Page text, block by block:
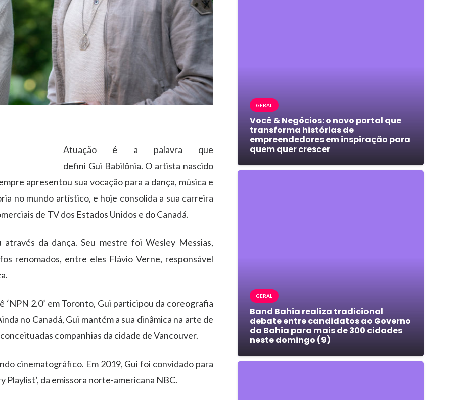
Atuação é
a palavra que
defini Gui Babilônia. O artista nascido
apresentou sua vocação para a dança, música e
ria no mundo artístico, e hoje consolida a sua carreira
de TV dos Estados Unidos e do Canadá.
através da dança. Seu mestre foi Wesley Messias,
renomados, entre eles Flávio Verne, responsável
ê ‘NPN 2.0’ em Toronto, Gui participou da coreografia
no Canadá, Gui mantém a sua dinâmica na arte de
conceituadas companhias da cidade de Vancouver.
cinematográfico. Em 2019, Gui foi convidado para
Playlist’, da emissora norte-americana NBC.
GERAL
Você & Negócios: o novo portal que
transforma histórias de
empreendedores em inspiração para
quem quer crescer
GERAL
Band Bahia realiza tradicional
debate entre candidatos ao Governo
da Bahia para mais de 300 cidades
neste domingo (9)